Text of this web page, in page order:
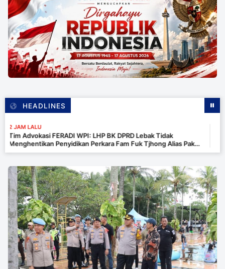
HEADLINES
LALU
Advokasi FERADI WPI: LHP BK DPRD Lebak Tidak
Penyidikan Perkara Fam Fuk Tjhong Alias Pak